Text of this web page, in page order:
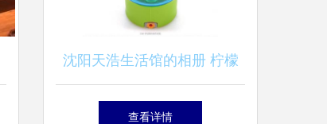
沈阳天浩生活馆的相册 柠檬
杯3的清新记忆
查看详情